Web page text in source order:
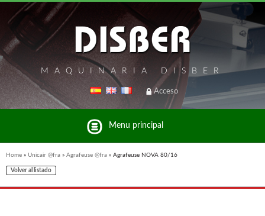
MAQUINARIA DISBER
Acceso
Menu principal
Home » Unicair @fra » Agrafeuse @fra » Agrafeuse NOVA 80/16
Volver al listado